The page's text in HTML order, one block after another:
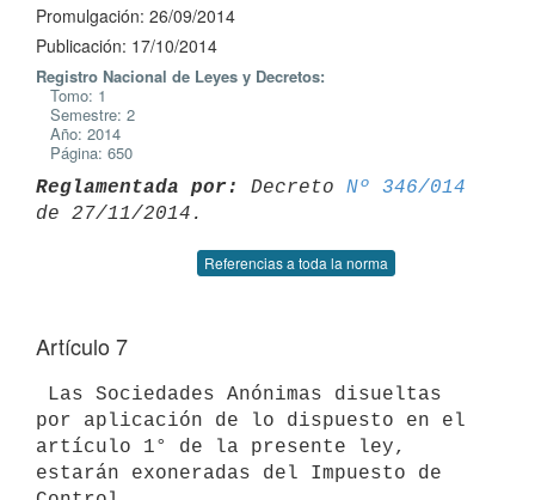
Promulgación: 26/09/2014
Publicación: 17/10/2014
Registro Nacional de Leyes y Decretos:
Tomo: 1
Semestre: 2
Año: 2014
Página: 650
Reglamentada por: Decreto Nº 346/014
Referencias a toda la norma
Artículo 7
por aplicación de lo dispuesto en el
artículo 1° de la presente ley,
estarán exoneradas del Impuesto de